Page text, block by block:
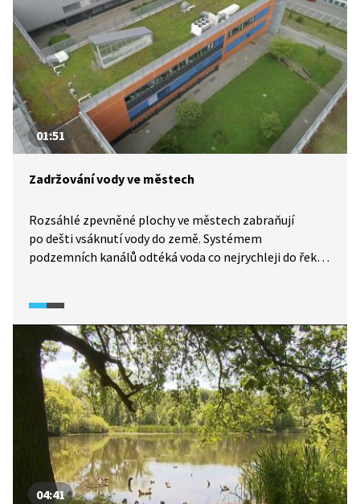
01:51
Zadržování vody ve městech
Rozsáhlé zpevněné plochy ve městech zabraňují
po dešti vsáknutí vody do země. Systémem
podzemních kanálů odtéká voda co nejrychleji do řeky
jezírka a poldry, kde se voda zadrží a pak se vsákne
nebo odpaří.
04:41